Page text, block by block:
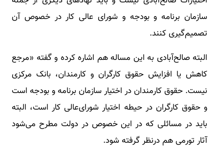
سازمان برنامه و بودجه و شورای عالی کار در خصوص آن
تصمیم‌گیری کنند.
البته صالح‌آبادی به این مساله هم اشاره کرده و گفته «مرجع
کاهش یا افزایش حقوق‌ کارگران و کارمندان، بانک مرکزی
نیست. حقوق کارمندان در اختیار سازمان برنامه و بودجه است
و حقوق کارگران در حیطه اختیار شورای‌عالی کار است، البته
باید در مسائلی که در این خصوص در دولت مطرح می‌شود
آثار تورمی هم درنظر گرفته شود.